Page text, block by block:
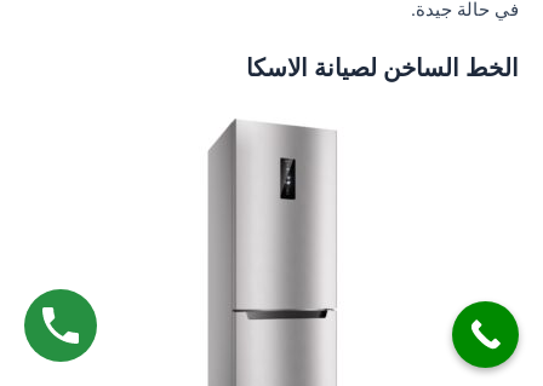
في حالة جيدة.
الخط الساخن لصيانة الاسكا